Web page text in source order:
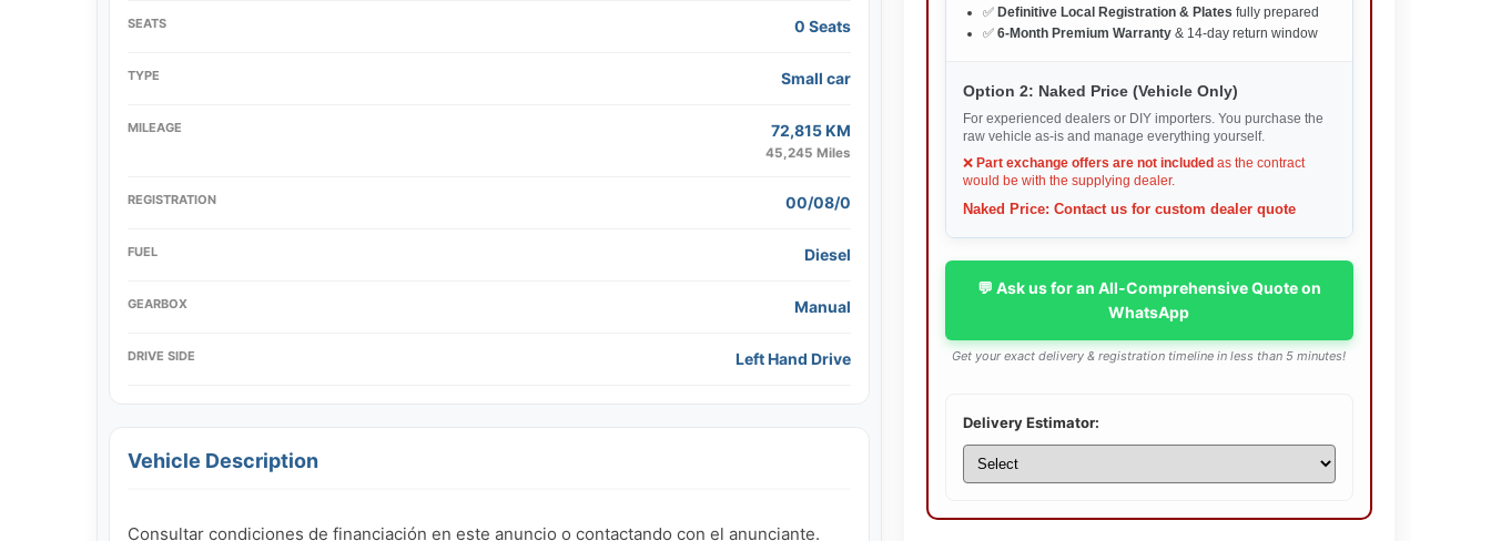
SEATS 0 Seats
TYPE Small car
MILEAGE 72,815 KM
45,245 Miles
REGISTRATION 00/08/0
FUEL Diesel
GEARBOX Manual
DRIVE SIDE Left Hand Drive
Vehicle Description
Consultar condiciones de financiación en este anuncio o contactando con el anunciante.
✅ Definitive Local Registration & Plates fully prepared
✅ 6-Month Premium Warranty& 14-day return window
Option 2: Naked Price (Vehicle Only)
For experienced dealers or DIY importers. You purchase the
raw vehicle as-is and manage everything yourself.
❌ Part exchange offers are not included as the contract
would be with the supplying dealer.
Naked Price: Contact us for custom dealer quote
💬 Ask us for an All-Comprehensive Quote on
WhatsApp
Get your exact delivery & registration timeline in less than 5 minutes!
Delivery Estimator: